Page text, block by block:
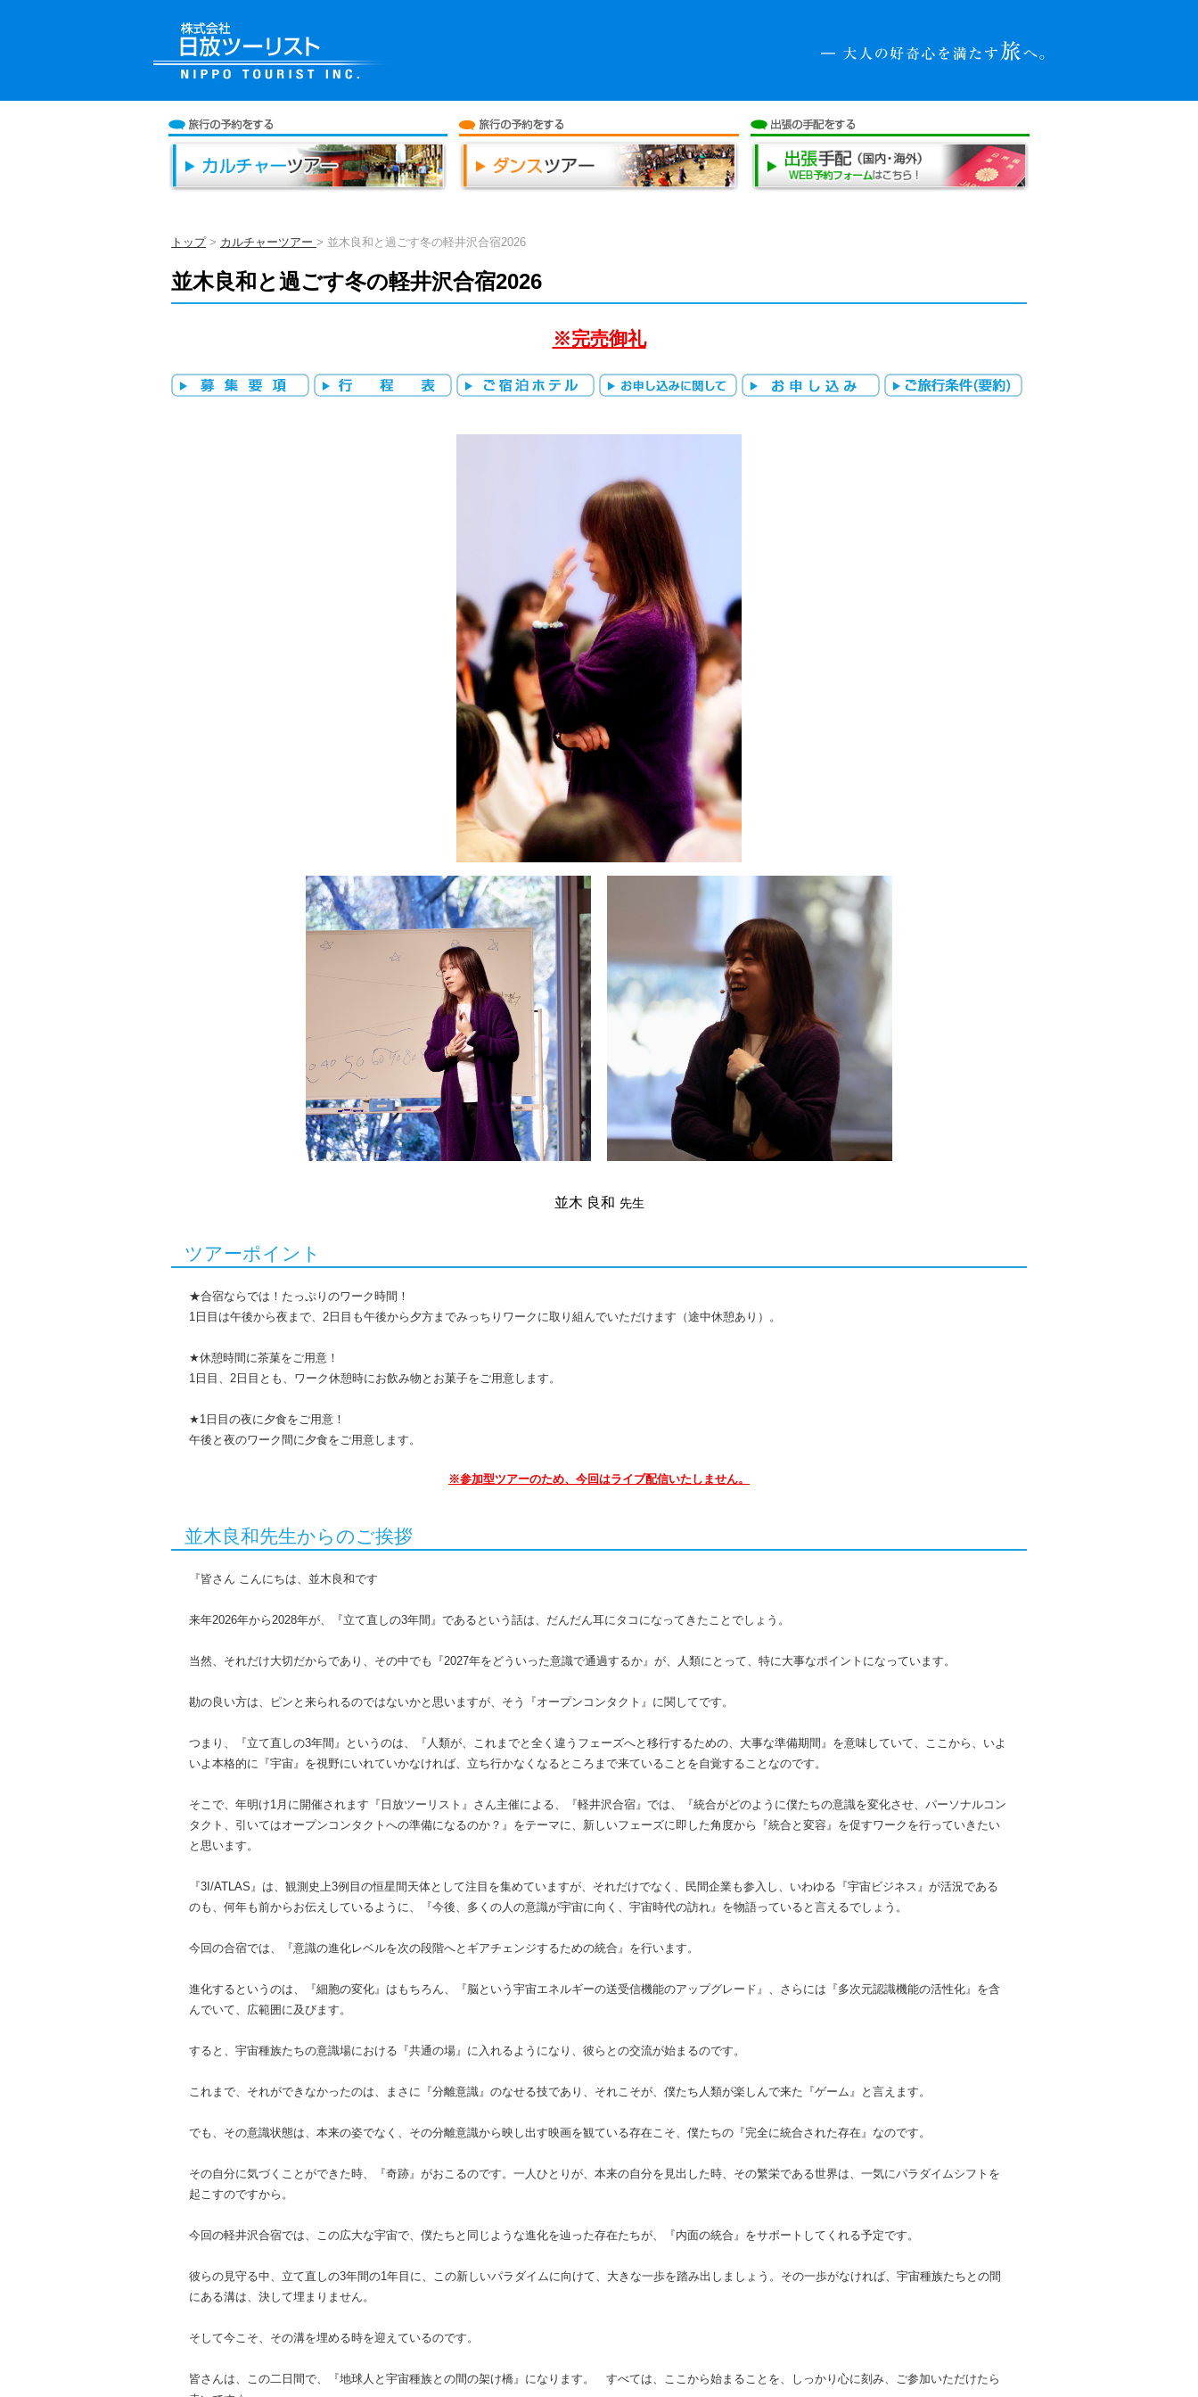
トップ> カルチャーツアー > 並木良和と過ごす冬の軽井沢合宿2026
並木良和と過ごす冬の軽井沢合宿2026
※完売御礼
並木 良和 先生
ツアーポイント
★合宿ならでは！たっぷりのワーク時間！
1日目は午後から夜まで、2日目も午後から夕方までみっちりワークに取り組んでいただけます（途中休憩あり）。
★休憩時間に茶菓をご用意！
1日目、2日目とも、ワーク休憩時にお飲み物とお菓子をご用意します。
★1日目の夜に夕食をご用意！
午後と夜のワーク間に夕食をご用意します。
※参加型ツアーのため、今回はライブ配信いたしません。
並木良和先生からのご挨拶
『皆さん こんにちは、並木良和です
来年2026年から2028年が、『立て直しの3年間』であるという話は、だんだん耳にタコになってきたことでしょう。
当然、それだけ大切だからであり、その中でも『2027年をどういった意識で通過するか』が、人類にとって、特に大事なポイントになっています。
勘の良い方は、ピンと来られるのではないかと思いますが、そう『オープンコンタクト』に関してです。
つまり、『立て直しの3年間』というのは、『人類が、これまでと全く違うフェーズへと移行するための、大事な準備期間』を意味していて、ここから、いよ
いよ本格的に『宇宙』を視野にいれていかなければ、立ち行かなくなるところまで来ていることを自覚することなのです。
そこで、年明け1月に開催されます『日放ツーリスト』さん主催による、『軽井沢合宿』では、『統合がどのように僕たちの意識を変化させ、パーソナルコン
タクト、引いてはオープンコンタクトへの準備になるのか？』をテーマに、新しいフェーズに即した角度から『統合と変容』を促すワークを行っていきたい
と思います。
『3I/ATLAS』は、観測史上3例目の恒星間天体として注目を集めていますが、それだけでなく、民間企業も参入し、いわゆる『宇宙ビジネス』が活況である
のも、何年も前からお伝えしているように、『今後、多くの人の意識が宇宙に向く、宇宙時代の訪れ』を物語っていると言えるでしょう。
今回の合宿では、『意識の進化レベルを次の段階へとギアチェンジするための統合』を行います。
進化するというのは、『細胞の変化』はもちろん、『脳という宇宙エネルギーの送受信機能のアップグレード』、さらには『多次元認識機能の活性化』を含
んでいて、広範囲に及びます。
すると、宇宙種族たちの意識場における『共通の場』に入れるようになり、彼らとの交流が始まるのです。
これまで、それができなかったのは、まさに『分離意識』のなせる技であり、それこそが、僕たち人類が楽しんで来た『ゲーム』と言えます。
でも、その意識状態は、本来の姿でなく、その分離意識から映し出す映画を観ている存在こそ、僕たちの『完全に統合された存在』なのです。
その自分に気づくことができた時、『奇跡』がおこるのです。一人ひとりが、本来の自分を見出した時、その繁栄である世界は、一気にパラダイムシフトを
起こすのですから。
今回の軽井沢合宿では、この広大な宇宙で、僕たちと同じような進化を辿った存在たちが、『内面の統合』をサポートしてくれる予定です。
彼らの見守る中、立て直しの3年間の1年目に、この新しいパラダイムに向けて、大きな一歩を踏み出しましょう。その一歩がなければ、宇宙種族たちとの間
にある溝は、決して埋まりません。
そして今こそ、その溝を埋める時を迎えているのです。
皆さんは、この二日間で、『地球人と宇宙種族との間の架け橋』になります。 すべては、ここから始まることを、しっかり心に刻み、ご参加いただけたら